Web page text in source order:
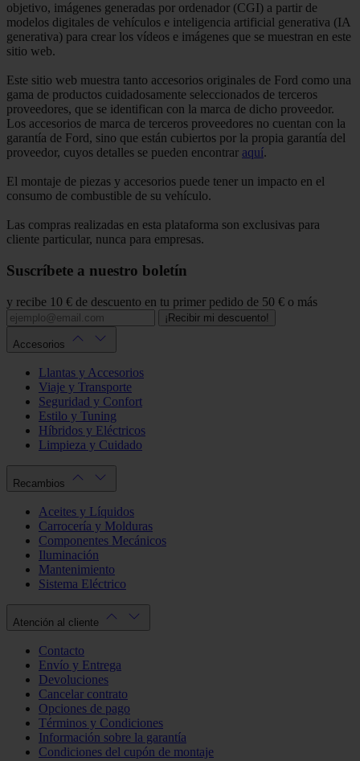
objetivo, imágenes generadas por ordenador (CGI) a partir de
modelos digitales de vehículos e inteligencia artificial generativa (IA
generativa) para crear los vídeos e imágenes que se muestran en este
sitio web.
Este sitio web muestra tanto accesorios originales de Ford como una
gama de productos cuidadosamente seleccionados de terceros
proveedores, que se identifican con la marca de dicho proveedor.
Los accesorios de marca de terceros proveedores no cuentan con la
garantía de Ford, sino que están cubiertos por la propia garantía del
proveedor, cuyos detalles se pueden encontrar aquí.
El montaje de piezas y accesorios puede tener un impacto en el
consumo de combustible de su vehículo.
Las compras realizadas en esta plataforma son exclusivas para
cliente particular, nunca para empresas.
Suscríbete a nuestro boletín
y recibe 10 € de descuento en tu primer pedido de 50 € o más
¡Recibir mi descuento!
Accesorios
Llantas y Accesorios
Viaje y Transporte
Seguridad y Confort
Estilo y Tuning
Híbridos y Eléctricos
Limpieza y Cuidado
Recambios
Aceites y Líquidos
Carrocería y Molduras
Componentes Mecánicos
Iluminación
Mantenimiento
Sistema Eléctrico
Atención al cliente
Contacto
Envío y Entrega
Devoluciones
Cancelar contrato
Opciones de pago
Términos y Condiciones
Información sobre la garantía
Condiciones del cupón de montaje